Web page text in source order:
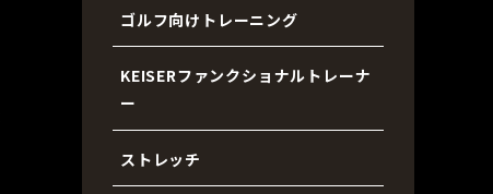
ゴルフ向けトレーニング
KEISERファンクショナルトレーナ
ー
ストレッチ